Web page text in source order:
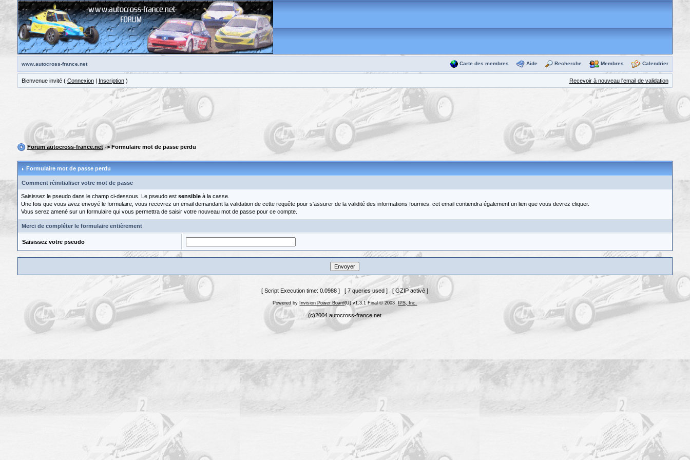
www.autocross-france.net Carte des membres Aide Recherche Membres Calendrier
Bienvenue invité ( Connexion| Inscription) Recevoir à nouveau l'email de validation
Forum autocross-france.net-> Formulaire mot de passe perdu
Formulaire mot de passe perdu
Comment réinitialiser votre mot de passe
Saisissez le pseudo dans le champ ci-dessous. Le pseudo est sensibleà la casse.
Une fois que vous avez envoyé le formulaire, vous recevrez un email demandant la validation de cette requête pour s'assurer de la validité des informations fournies. cet email contiendra également un lien que vous devrez cliquer.
Vous serez amené sur un formulaire qui vous permettra de saisir votre nouveau mot de passe pour ce compte.
Merci de compléter le formulaire entièrement
Saisissez votre pseudo
[ Script Execution time: 0.0988 ] [ 7 queries used ] [ GZIP activé ]
Powered by Invision Power Board(U) v1.3.1 Final © 2003 IPS, Inc.
(c)2004 autocross-france.net